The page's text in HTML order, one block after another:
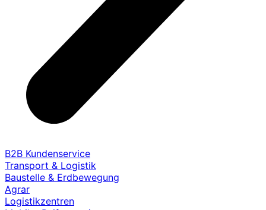
B2B Kundenservice
Transport & Logistik
Baustelle & Erdbewegung
Agrar
Logistikzentren